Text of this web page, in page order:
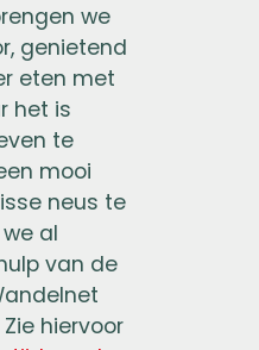
we
genietend
eten met
het is
te
mooi
neus te
al
van de
hiervoor